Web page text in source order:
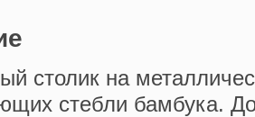
столик на
стебли бамбука.